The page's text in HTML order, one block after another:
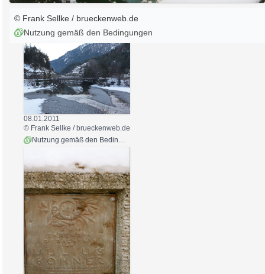
© Frank Sellke / brueckenweb.de
Nutzung gemäß den Bedingungen
08.01.2011
© Frank Sellke / brueckenweb.de
Nutzung gemäß den Bedingungen